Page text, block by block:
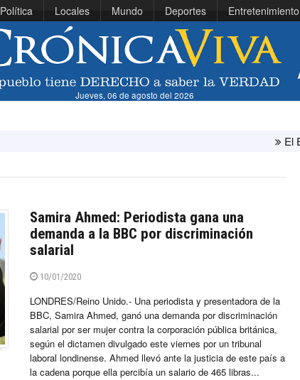
Política Locales Mundo Deportes Entretenimiento
Jueves, 06 de agosto del 2026
El Ejército de
Samira Ahmed: Periodista gana una
demanda a la BBC por discriminación
salarial
10/01/2020
LONDRES/Reino Unido.- Una periodista y presentadora de la
BBC, Samira Ahmed, ganó una demanda por discriminación
salarial por ser mujer contra la corporación pública británica,
según el dictamen divulgado este viernes por un tribunal
laboral londinense. Ahmed llevó ante la justicia de este país a
la cadena porque ella percibía un salario de 465 libras...